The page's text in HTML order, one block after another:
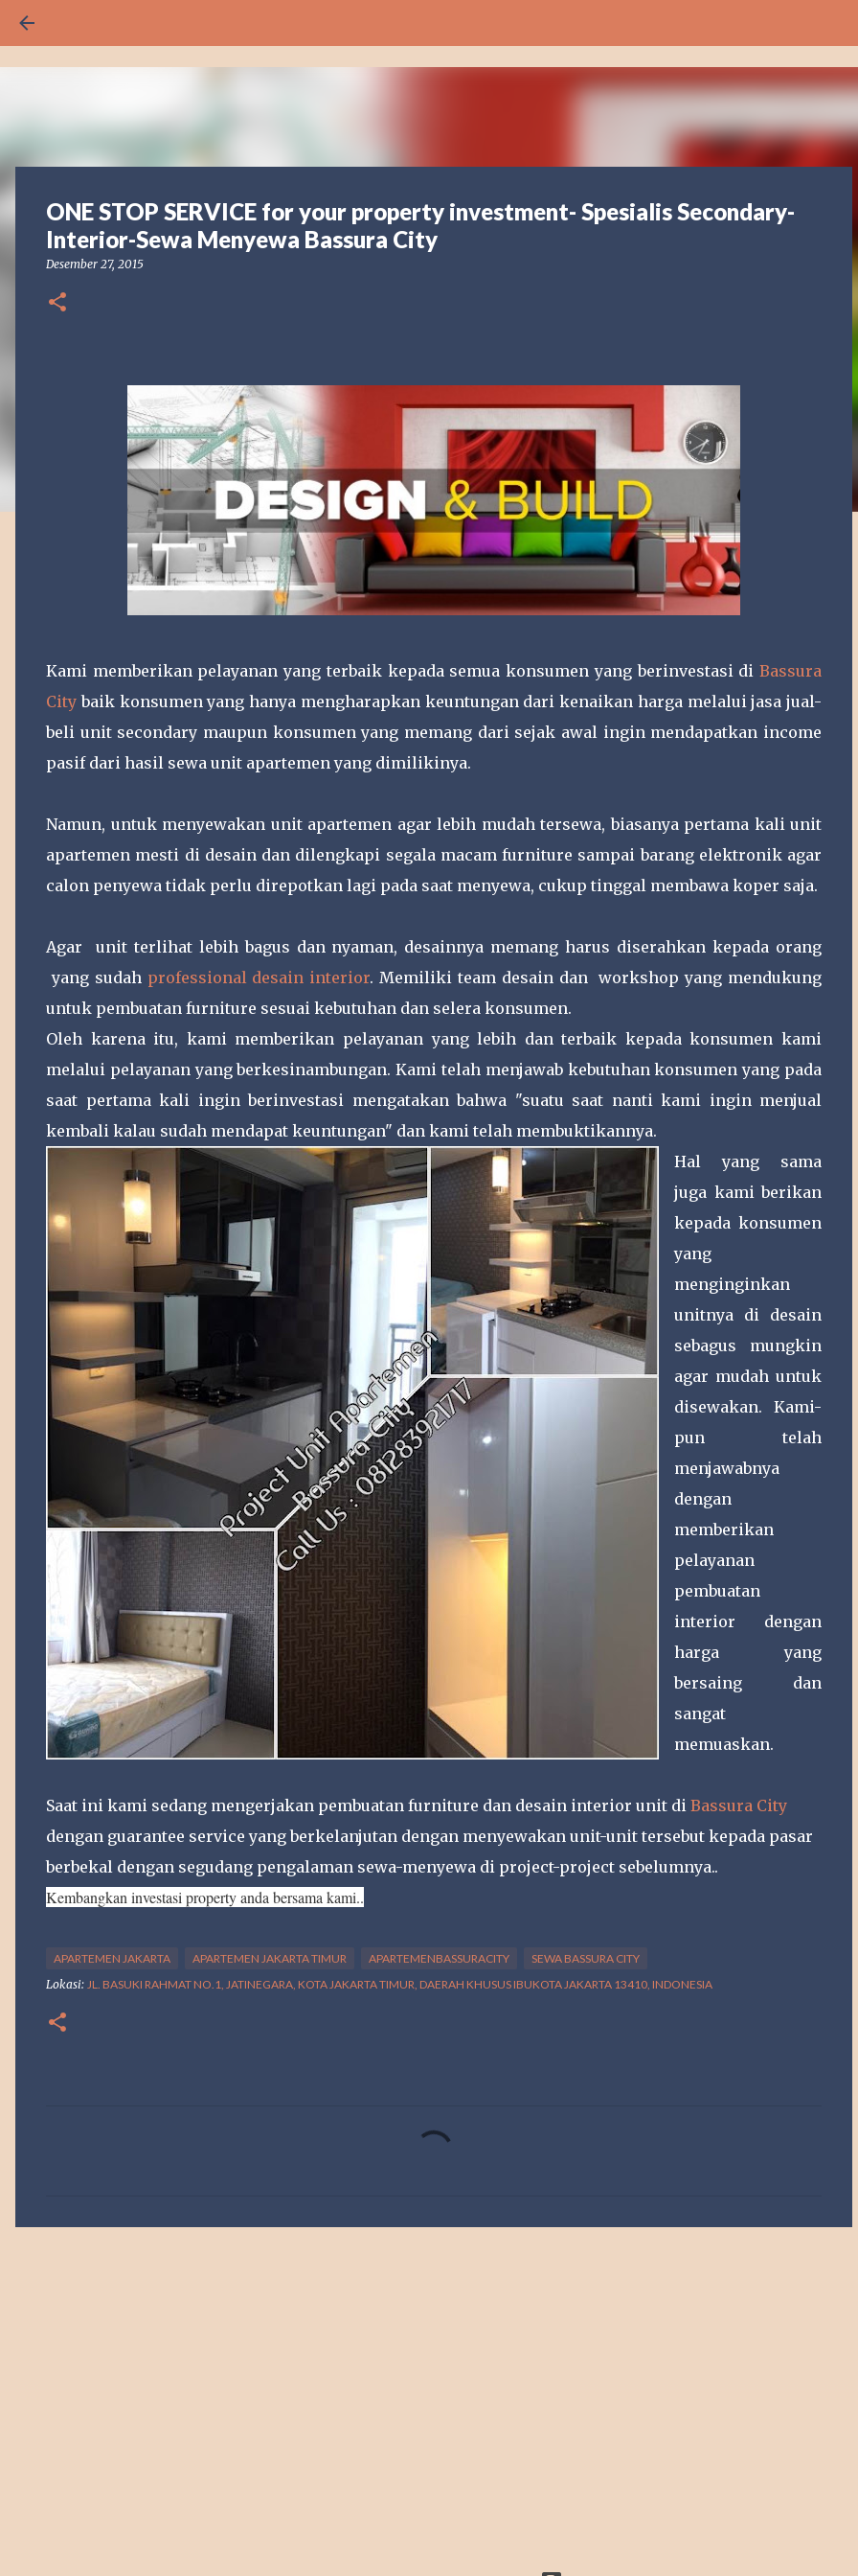
ONE STOP SERVICE for your property investment- Spesialis Secondary-
Interior-Sewa Menyewa Bassura City
Desember 27, 2015
Kami memberikan pelayanan yang terbaik kepada semua konsumen yang berinvestasi di Bassura
Citybaik konsumen yang hanya mengharapkan keuntungan dari kenaikan harga melalui jasa jual-
beli unit secondary maupun konsumen yang memang dari sejak awal ingin mendapatkan income
pasif dari hasil sewa unit apartemen yang dimilikinya.
Namun, untuk menyewakan unit apartemen agar lebih mudah tersewa, biasanya pertama kali unit
apartemen mesti di desain dan dilengkapi segala macam furniture sampai barang elektronik agar
calon penyewa tidak perlu direpotkan lagi pada saat menyewa, cukup tinggal membawa koper saja.
Agar unit terlihat lebih bagus dan nyaman, desainnya memang harus diserahkan kepada orang
yang sudah professional desain interior. Memiliki team desain dan workshop yang mendukung
untuk pembuatan furniture sesuai kebutuhan dan selera konsumen.
Oleh karena itu, kami memberikan pelayanan yang lebih dan terbaik kepada konsumen kami
melalui pelayanan yang berkesinambungan. Kami telah menjawab kebutuhan konsumen yang pada
saat pertama kali ingin berinvestasi mengatakan bahwa "suatu saat nanti kami ingin menjual
kembali kalau sudah mendapat keuntungan" dan kami telah membuktikannya.
Hal yang sama
juga kami berikan
kepada konsumen
yang
menginginkan
unitnya di desain
sebagus mungkin
agar mudah untuk
disewakan. Kami-
pun telah
menjawabnya
dengan
memberikan
pelayanan
pembuatan
interior dengan
harga yang
bersaing dan
sangat
memuaskan.
Saat ini kami sedang mengerjakan pembuatan furniture dan desain interior unit di Bassura City
dengan guarantee service yang berkelanjutan dengan menyewakan unit-unit tersebut kepada pasar
berbekal dengan segudang pengalaman sewa-menyewa di project-project sebelumnya..
Kembangkan investasi property anda bersama kami..
APARTEMEN JAKARTA APARTEMEN JAKARTA TIMUR APARTEMENBASSURACITY
SEWA BASSURA CITY
Lokasi: JL. BASUKI RAHMAT NO.1, JATINEGARA, KOTA JAKARTA TIMUR, DAERAH KHUSUS IBUKOTA JAKARTA 13410, INDONESIA